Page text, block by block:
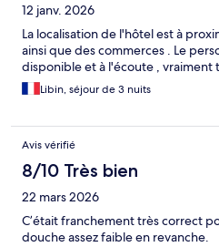
12 janv. 2026
La localisation de l'hôtel est à
ainsi que des commerces . Le
disponible et à l'écoute , vraiment
Libin, séjour de 3 nuits
Avis vérifié
8/10 Très bien
22 mars 2026
C’était franchement très correct
douche assez faible en revanche.